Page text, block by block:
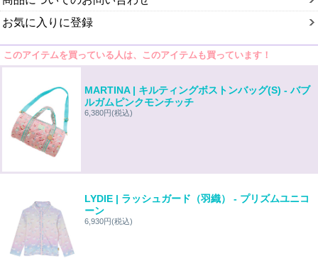
お気に入りに登録
このアイテムを買っている人は、このアイテムも買っています！
MARTINA | キルティングボストンバッグ(S) - バブ
ルガムピンクモンチッチ
6,380円(税込)
LYDIE | ラッシュガード（羽織） - プリズムユニコ
ーン
6,930円(税込)